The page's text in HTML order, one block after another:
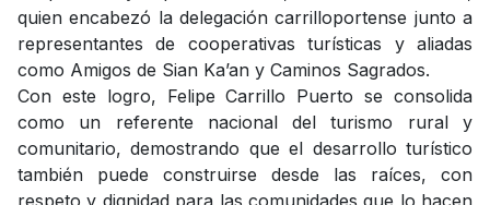
quien encabezó la delegación carrilloportense junto a
representantes de cooperativas turísticas y aliadas
como Amigos de Sian Ka’an y Caminos Sagrados.
Con este logro, Felipe Carrillo Puerto se consolida
como un referente nacional del turismo rural y
comunitario, demostrando que el desarrollo turístico
también puede construirse desde las raíces, con